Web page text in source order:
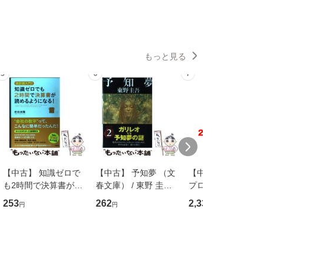
もっと見る
5
【中古】 知識ゼロで
も2時間で決算書が読
めるようになる！ 会
計超入門！ / 佐伯 良
253円
6
【中古】 予知夢 （文
春文庫） / 東野 圭吾 /
文藝春秋 [文庫]【メー
ル便送料無料】
262円
7
【中古】 野ブタ。を
プロデュース [DVD-B
OX] / バップ [DVD]
【メール便送料無料】
2,335